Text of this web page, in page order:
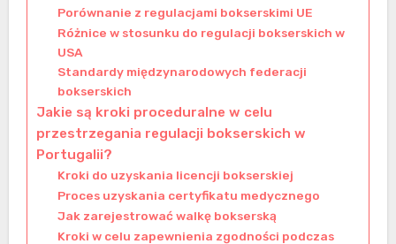
Porównanie z regulacjami bokserskimi UE
Różnice w stosunku do regulacji bokserskich w
USA
Standardy międzynarodowych federacji
bokserskich
Jakie są kroki proceduralne w celu
przestrzegania regulacji bokserskich w
Portugalii?
Kroki do uzyskania licencji bokserskiej
Proces uzyskania certyfikatu medycznego
Jak zarejestrować walkę bokserską
Kroki w celu zapewnienia zgodności podczas